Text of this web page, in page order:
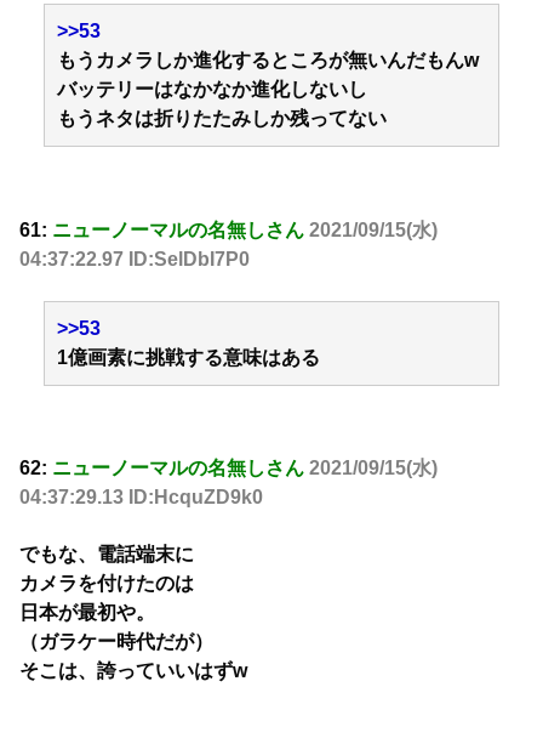
>>53
もうカメラしか進化するところが無いんだもんw
バッテリーはなかなか進化しないし
もうネタは折りたたみしか残ってない
61: ニューノーマルの名無しさん 2021/09/15(水)
04:37:22.97 ID:SelDbI7P0
>>53
1億画素に挑戦する意味はある
62: ニューノーマルの名無しさん 2021/09/15(水)
04:37:29.13 ID:HcquZD9k0
でもな、電話端末に
カメラを付けたのは
日本が最初や。
（ガラケー時代だが）
そこは、誇っていいはずw